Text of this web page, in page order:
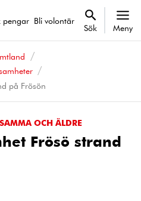
pengar Bli volontär
Sök Meny
på Frösön
OCH ÄLDRE
Frösö strand